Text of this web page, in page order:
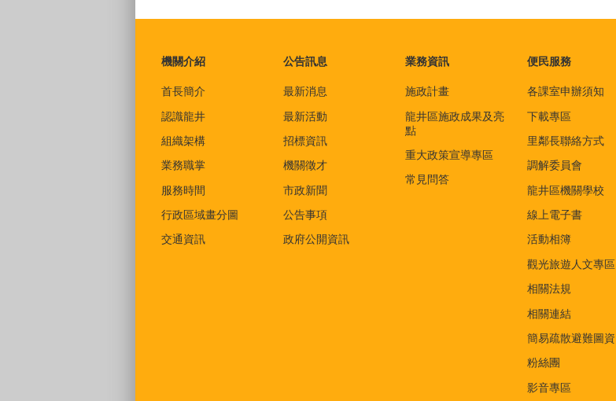
機關介紹
首長簡介
認識龍井
組織架構
業務職掌
服務時間
行政區域畫分圖
交通資訊
公告訊息
最新消息
最新活動
招標資訊
機關徵才
市政新聞
公告事項
政府公開資訊
業務資訊
施政計畫
龍井區施政成果及亮
點
重大政策宣導專區
常見問答
便民服務
各課室申辦須知
下載專區
里鄰長聯絡方式
調解委員會
龍井區機關學校
線上電子書
活動相簿
觀光旅遊人文專區
相關法規
相關連結
簡易疏散避難圖資
粉絲團
影音專區